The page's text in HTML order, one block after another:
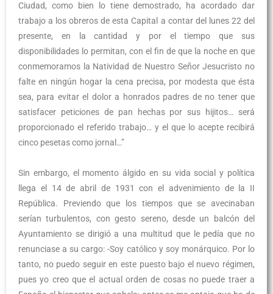
Ciudad, como bien lo tiene demostrado, ha acordado dar
trabajo a los obreros de esta Capital a contar del lunes 22 del
presente, en la cantidad y por el tiempo que sus
disponibilidades lo permitan, con el fin de que la noche en que
conmemoramos la Natividad de Nuestro Señor Jesucristo no
falte en ningún hogar la cena precisa, por modesta que ésta
sea, para evitar el dolor a honrados padres de no tener que
satisfacer peticiones de pan hechas por sus hijitos… será
proporcionado el referido trabajo… y el que lo acepte recibirá
cinco pesetas como jornal…”
Sin embargo, el momento álgido en su vida social y política
llega el 14 de abril de 1931 con el advenimiento de la II
República. Previendo que los tiempos que se avecinaban
serían turbulentos, con gesto sereno, desde un balcón del
Ayuntamiento se dirigió a una multitud que le pedía que no
renunciase a su cargo: -Soy católico y soy monárquico. Por lo
tanto, no puedo seguir en este puesto bajo el nuevo régimen,
pues yo creo que el actual orden de cosas no puede traer a